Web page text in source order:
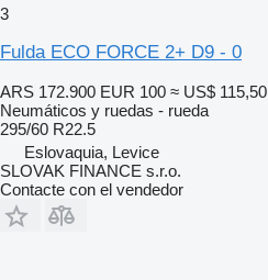
3
Fulda ECO FORCE 2+ D9 - 0
ARS 172.900 EUR 100 ≈ US$ 115,50
Neumáticos y ruedas - rueda
295/60 R22.5
Eslovaquia, Levice
SLOVAK FINANCE s.r.o.
Contacte con el vendedor